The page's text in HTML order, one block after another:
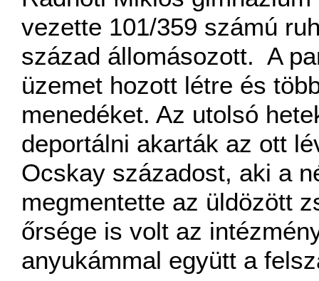
vezette 101/359 számú
század állomásozott. A
üzemet hozott létre és
menedéket. Az utolsó
deportálni akarták az ott
Ocskay századost, aki a
megmentette az üldözött
őrsége is volt az
anyukámmal együtt a